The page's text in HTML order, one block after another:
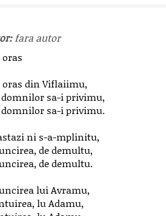
fara autor
din Viflaiimu,
sa-i privimu,
domnilor sa-i privimu.
ni s-a-mplinitu,
de demultu,
de demultu.
lui Avramu,
lu Adamu,